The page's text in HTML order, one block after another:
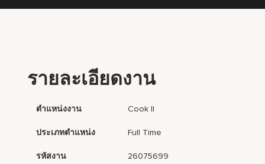
รายละเอียดงาน
ตำแหน่งงาน Cook II
ประเภทตำแหน่ง Full Time
รหัสงาน 26075699